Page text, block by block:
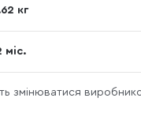
кг
міс.
змінюватися